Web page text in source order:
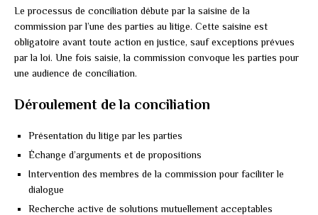
Le processus de conciliation débute par la saisine de la
commission par l’une des parties au litige. Cette saisine est
obligatoire avant toute action en justice, sauf exceptions prévues
par la loi. Une fois saisie, la commission convoque les parties pour
une audience de conciliation.
Déroulement de la conciliation
Présentation du litige par les parties
Échange d’arguments et de propositions
Intervention des membres de la commission pour faciliter le
dialogue
Recherche active de solutions mutuellement acceptables